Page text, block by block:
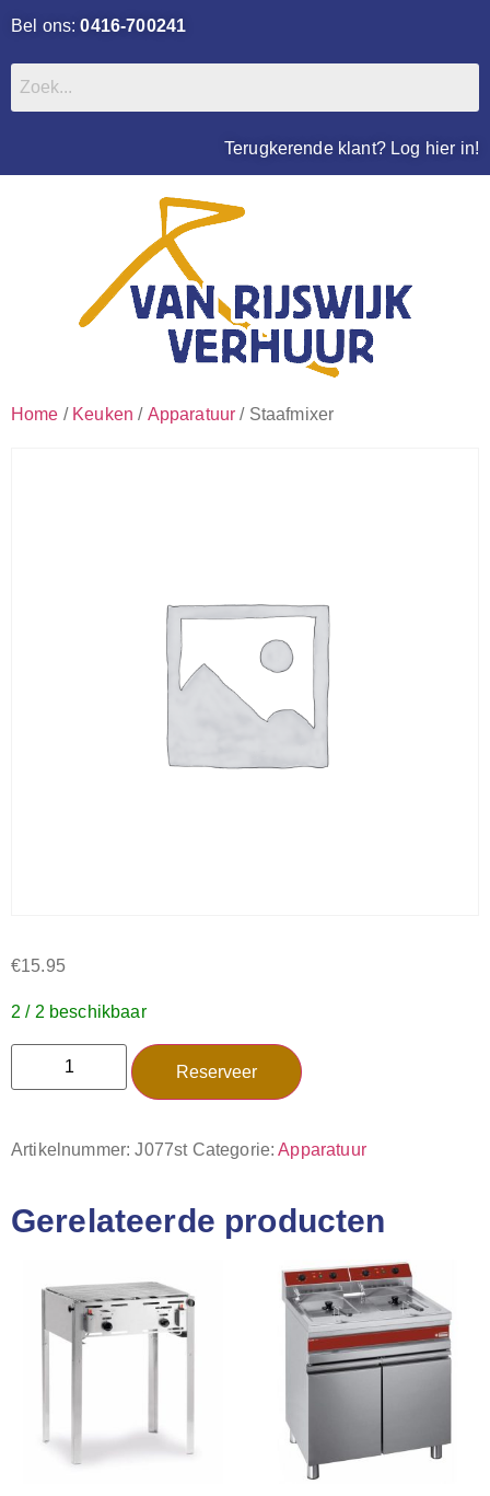
Bel ons:0416-700241
Terugkerende klant? Log hier in!
Home / Keuken / Apparatuur / Staafmixer
€15.95
2 / 2 beschikbaar
Reserveer
Artikelnummer:J077st Categorie:Apparatuur
Gerelateerde producten